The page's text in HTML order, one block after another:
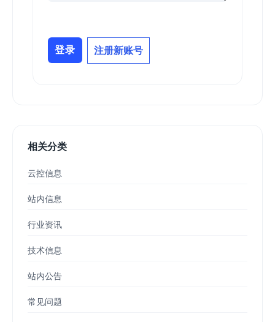
登录 注册新账号
相关分类
云控信息
站内信息
行业资讯
技术信息
站内公告
常见问题